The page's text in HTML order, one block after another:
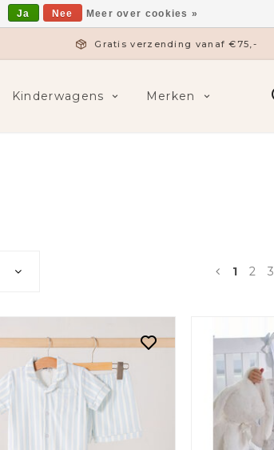
Fysieke winkel in ’s-Hertogenbosch
Kinderwagens Merken
1 2 3
Ja Nee Meer over cookies »